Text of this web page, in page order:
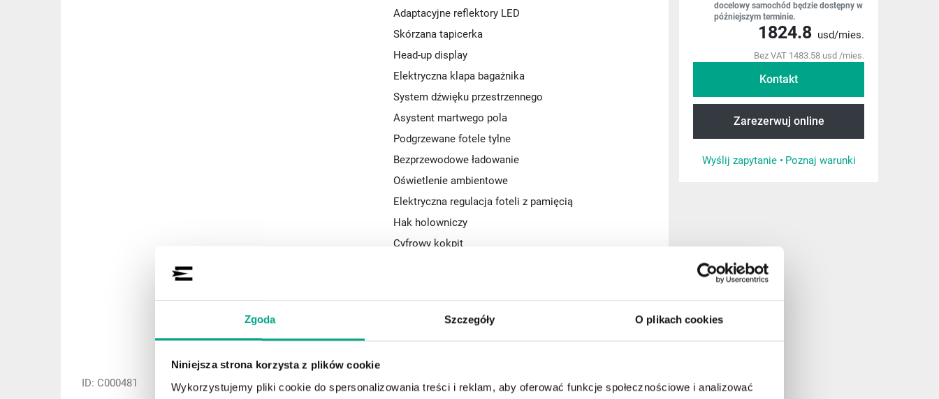
Zgoda Szczegóły O plikach cookies
Niniejsza strona korzysta z plików cookie
Wykorzystujemy pliki cookie do spersonalizowania treści i reklam, aby oferować funkcje społecznościowe i analizować
docelowy samochód będzie dostępny w
późniejszym terminie.
1824.8 usd/mies.
Bez VAT 1483.58 usd /mies.
Kontakt
Zarezerwuj online
Wyślij zapytanie • Poznaj warunki
Adaptacyjne reflektory LED
Skórzana tapicerka
Head-up display
Elektryczna klapa bagażnika
System dźwięku przestrzennego
Asystent martwego pola
Podgrzewane fotele tylne
Bezprzewodowe ładowanie
Oświetlenie ambientowe
Elektryczna regulacja foteli z pamięcią
Hak holowniczy
Cyfrowy kokpit
Zdalny asystent parkowania (RSPA)
ID: C000481